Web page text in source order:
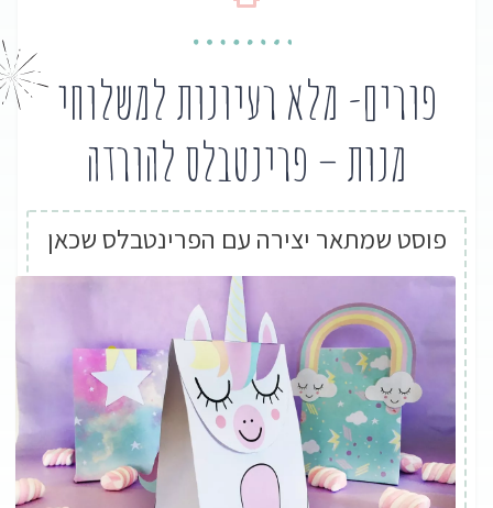
פורים- מלא רעיונות למשלוחי
מנות – פרינטבלס להורדה
פוסט שמתאר יצירה עם הפרינטבלס שכאן